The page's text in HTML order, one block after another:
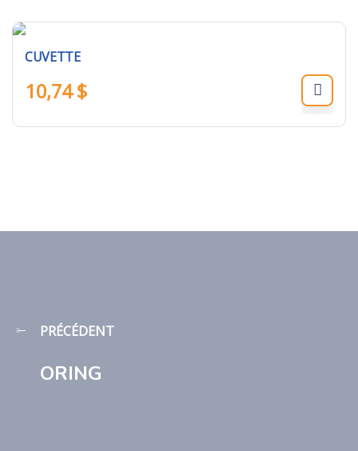
CUVETTE
10,74$
PRÉCÉDENT
ORING